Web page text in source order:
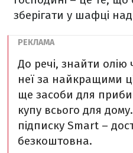
зберігати у шафці
До речі, знайти
неї за найкращими
ще засоби для
купу всього для
підписку Smart –
безкоштовна.